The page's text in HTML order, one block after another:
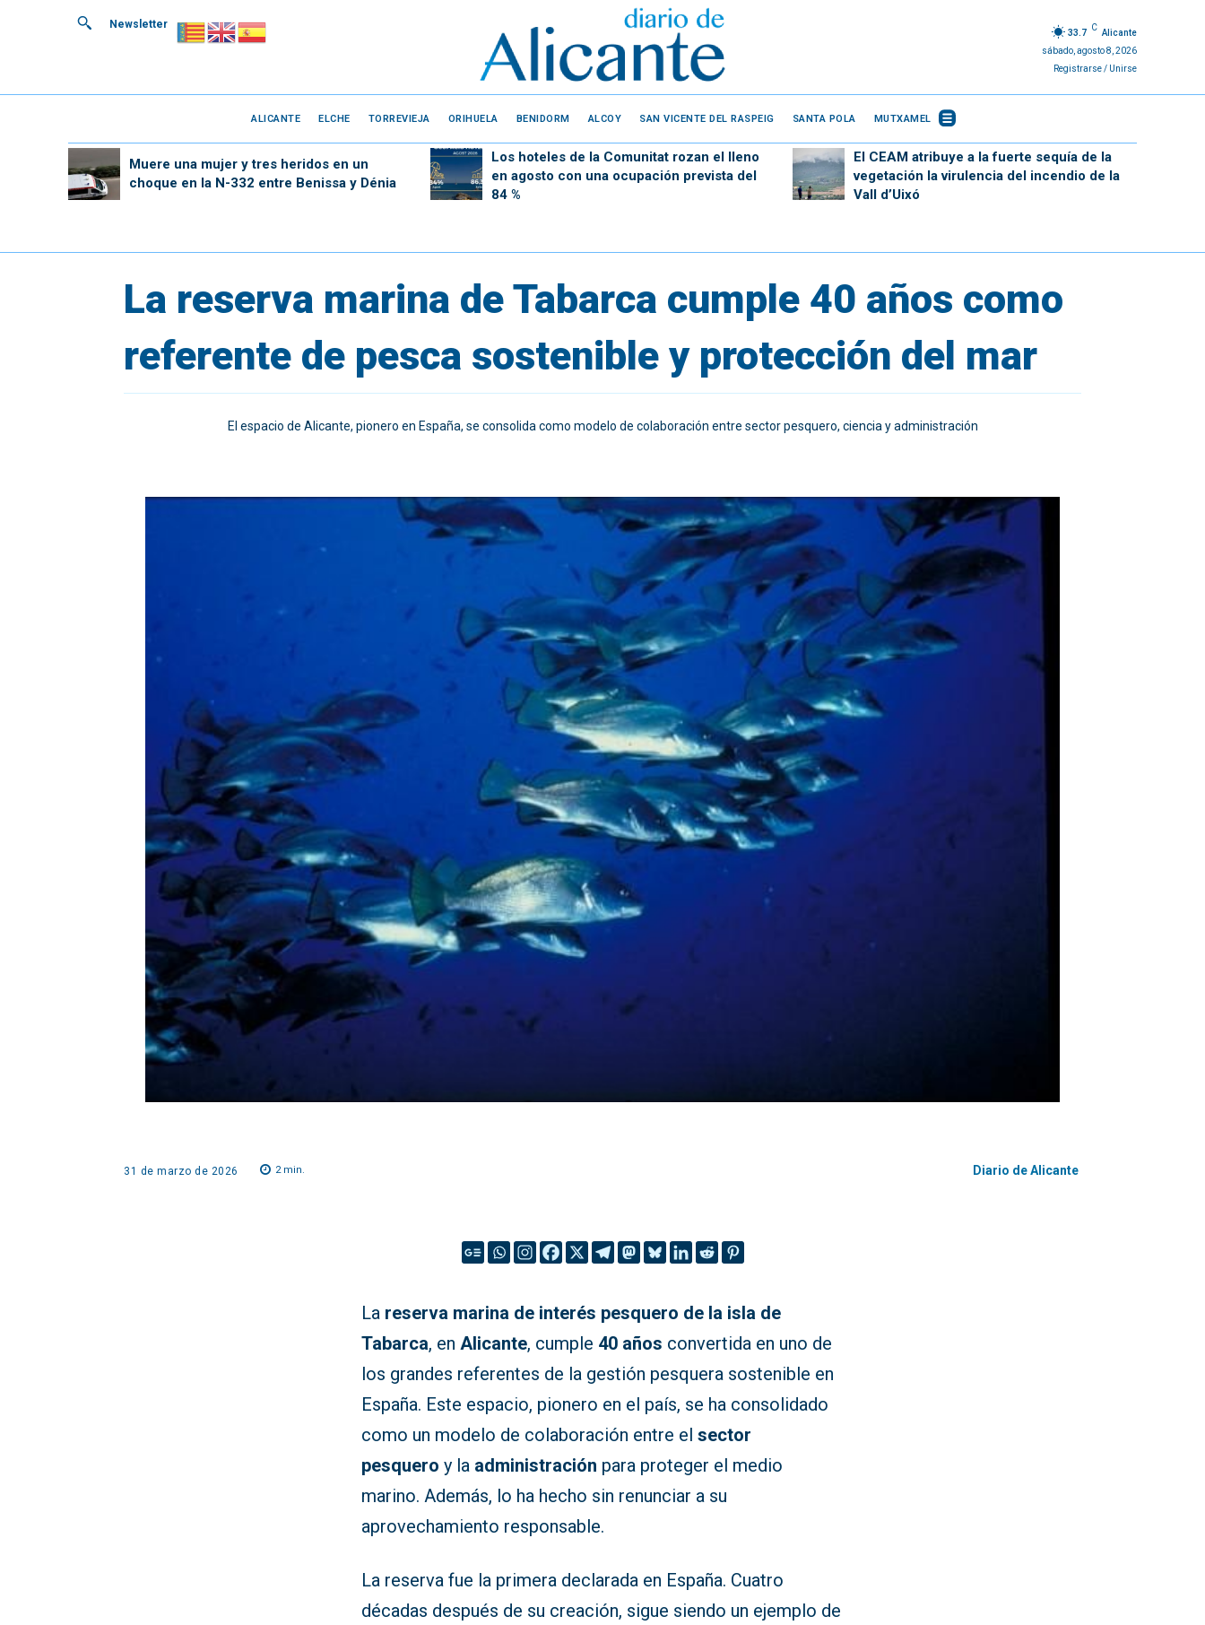
Newsletter
33.7
C
Alicante
sábado, agosto 8, 2026
Registrarse / Unirse
ALICANTE ELCHE TORREVIEJA ORIHUELA BENIDORM ALCOY SAN VICENTE DEL RASPEIG SANTA POLA MUTXAMEL
Muere una mujer y tres heridos en un
choque en la N-332 entre Benissa y Dénia
Los hoteles de la Comunitat rozan el lleno
en agosto con una ocupación prevista del
84 %
El CEAM atribuye a la fuerte sequía de la
vegetación la virulencia del incendio de la
Vall d’Uixó
La reserva marina de Tabarca cumple 40 años como
referente de pesca sostenible y protección del mar
El espacio de Alicante, pionero en España, se consolida como modelo de colaboración entre sector pesquero, ciencia y administración
31 de marzo de 2026 2min. Diario de Alicante
La reserva marina de interés pesquero de la isla de
Tabarca, enAlicante, cumple 40 años convertida en uno de
los grandes referentes de la gestión pesquera sostenible en
España. Este espacio, pionero en el país, se ha consolidado
como un modelo de colaboración entre elsector
pesquero y la administración para proteger el medio
marino. Además, lo ha hecho sin renunciar a su
aprovechamiento responsable.
La reserva fue la primera declarada en España. Cuatro
décadas después de su creación, sigue siendo un ejemplo de